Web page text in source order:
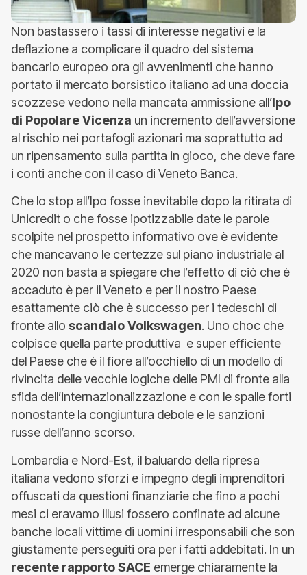
Non bastassero i tassi di interesse negativi e la
deflazione a complicare il quadro del sistema
bancario europeo ora gli avvenimenti che hanno
portato il mercato borsistico italiano ad una doccia
scozzese vedono nella mancata ammissione all’Ipo
di Popolare Vicenza un incremento dell’avversione
al rischio nei portafogli azionari ma soprattutto ad
un ripensamento sulla partita in gioco, che deve fare
i conti anche con il caso di Veneto Banca.
Che lo stop all’Ipo fosse inevitabile dopo la ritirata di
Unicredit o che fosse ipotizzabile date le parole
scolpite nel prospetto informativo ove è evidente
che mancavano le certezze sul piano industriale al
2020 non basta a spiegare che l’effetto di ciò che è
accaduto è per il Veneto e per il nostro Paese
esattamente ciò che è successo per i tedeschi di
fronte allo scandalo Volkswagen. Uno choc che
colpisce quella parte produttiva e super efficiente
del Paese che è il fiore all’occhiello di un modello di
rivincita delle vecchie logiche delle PMI di fronte alla
sfida dell’internazionalizzazione e con le spalle forti
nonostante la congiuntura debole e le sanzioni
russe dell’anno scorso.
Lombardia e Nord-Est, il baluardo della ripresa
italiana vedono sforzi e impegno degli imprenditori
offuscati da questioni finanziarie che fino a pochi
mesi ci eravamo illusi fossero confinate ad alcune
banche locali vittime di uomini irresponsabili che son
giustamente perseguiti ora per i fatti addebitati. In un
recente rapporto SACE emerge chiaramente la